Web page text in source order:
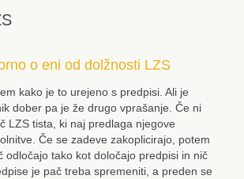
o eni od dolžnosti LZS
kako je to urejeno s predpisi. Ali je
dober pa je že drugo vprašanje. Če ni
LZS tista, ki naj predlaga njegove
Če se zadeve zakoplicirajo, potem
odločajo tako kot določajo predpisi in nič
je pač treba spremeniti, a preden se